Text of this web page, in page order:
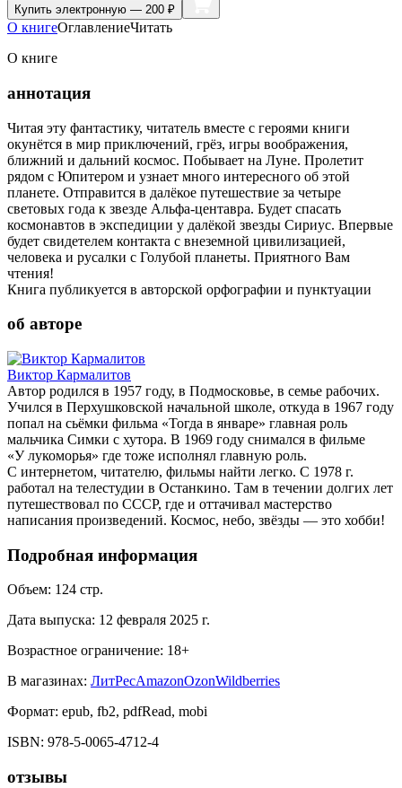
Купить электронную — 200 ₽
О книгеОглавлениеЧитать
О книге
аннотация
Читая эту фантастику, читатель вместе с героями книги
окунётся в мир приключений, грёз, игры воображения,
ближний и дальний космос. Побывает на Луне. Пролетит
рядом с Юпитером и узнает много интересного об этой
планете. Отправится в далёкое путешествие за четыре
световых года к звезде Альфа-центавра. Будет спасать
космонавтов в экспедиции у далёкой звезды Сириус. Впервые
будет свидетелем контакта с внеземной цивилизацией,
человека и русалки с Голубой планеты. Приятного Вам
чтения!
Книга публикуется в авторской орфографии и пунктуации
об авторе
Виктор Кармалитов
Автор родился в 1957 году, в Подмосковье, в семье рабочих.
Учился в Перхушковской начальной школе, откуда в 1967 году
попал на сьёмки фильма «Тогда в январе» главная роль
мальчика Симки с хутора. В 1969 году снимался в фильме
«У лукоморья» где тоже исполнял главную роль.
С интернетом, читателю, фильмы найти легко. С 1978 г.
работал на телестудии в Останкино. Там в течении долгих лет
путешествовал по СССР, где и оттачивал мастерство
написания произведений. Космос, небо, звёзды — это хобби!
Подробная информация
Объем: 124 стр.
Дата выпуска: 12 февраля 2025 г.
Возрастное ограничение: 18+
В магазинах: ЛитРесAmazonOzonWildberries
Формат: epub, fb2, pdfRead, mobi
ISBN: 978-5-0065-4712-4
отзывы